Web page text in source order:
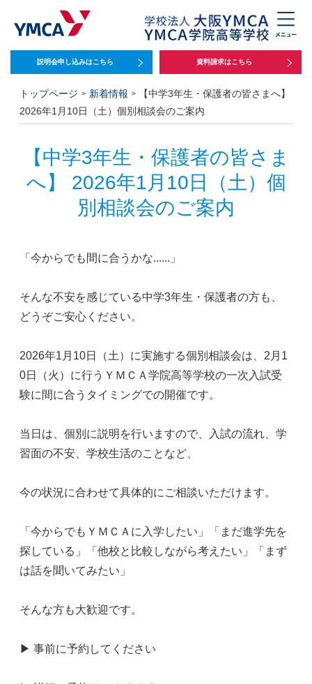
説明会申し込みはこちら 資料請求はこちら
トップページ 新着情報
【中学3年生・保護者の皆さまへ】
2026年1月10日（土）個別相談会のご案内
【中学3年生・保護者の皆さま
へ】 2026年1月10日（土）個
別相談会のご案内
「 今からでも間に合うかな......」
そんな不安を感じている中学3年生・保護者の方も、
どうぞご安心ください。
2026年1月10日（土） に実施する個別相談会は、2月1
0日（火）に行う ＹＭＣＡ学院高等学校の一次入試受
験に間に合うタイミングでの開催です。
当日は、個別 に説明を行いますので、
入試の流れ、学
習面の不安、学校生活のことなど、
今の状況に合わせて具体的にご相談いただけます。
「今からでもＹＭＣＡに入学したい」 「まだ進学先を
探している 」「他校と比較しながら考えたい」「まず
は話を聞いてみたい」
そんな方も大歓迎です。
▶ 事前に予約してください